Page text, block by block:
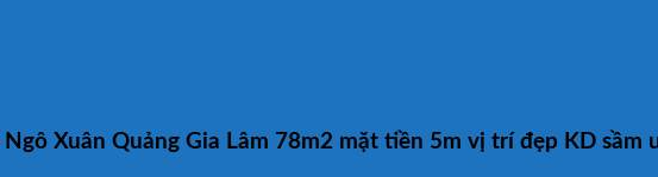
Xuân Quảng Gia Lâm 78m2 mặt tiền 5m vị trí đẹp KD sầm